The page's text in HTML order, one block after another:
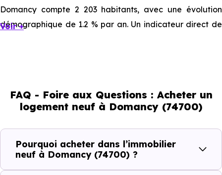
Domancy compte 2 203 habitants, avec une évolution
démographique de 1.2 % par an. Un indicateur direct de
qui renseigne directement sur la demande locative locale
et les typologies de biens les plus recherchées.
commerces, 2 professions médicales et 2 établissements
scolaires. Des équipements du quotidien qui constituent
Voir +
FAQ - Foire aux Questions : Acheter un
logement neuf à Domancy (74700)
Pourquoi acheter dans l’immobilier
neuf à Domancy (74700) ?